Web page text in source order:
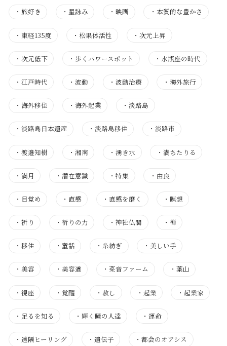
・ 旅好き ・ 星詠み ・映画 ・ 本質的な豊かさ
・ 東経135度 ・ 松果体活性 ・次元上昇
・ 次元低下 ・歩くパワースポット ・水瓶座の時代
・ 江戸時代 ・波動 ・波動治療 ・ 海外旅行
・ 海外移住 ・海外起業 ・淡路島
・ 淡路島日本遺産 ・淡路島移住 ・淡路市
・ 渡邉知樹 ・湘南 ・湧き水 ・ 満ちたりる
・ 満月 ・潜在意識 ・特集 ・ 由良
・ 目覚め ・ 直感 ・ 直感を磨く ・ 瞑想
・ 祈り ・祈りの力 ・神社仏閣 ・ 禅
・ 移住 ・童話 ・ 糸紡ぎ ・ 美しい手
・ 美容 ・美容道 ・菜音ファーム ・ 葉山
・ 視座 ・覚醒 ・ 赦し ・ 起業 ・ 起業家
・ 足るを知る ・輝く瞳の人達 ・運命
・ 遠隔ヒーリング ・遺伝子 ・都会のオアシス